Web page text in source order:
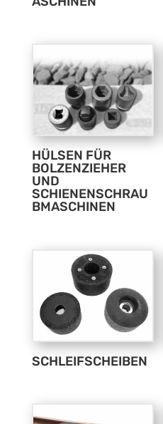
HÜLSEN FÜR
BOLZENZIEHER
UND
SCHIENENSCHRAU
BMASCHINEN
SCHLEIFSCHEIBEN